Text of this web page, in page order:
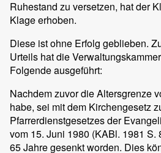
Ruhestand zu versetzen, hat der
Klage erhoben.
Diese ist ohne Erfolg geblieben.
Urteils hat die
Folgende ausgeführt:
Nachdem zuvor die Altersgrenze
habe, sei mit dem Kirchengesetz
Pfarrerdienstgesetzes der
vom 15. Juni 1980 (KABl. 1981 S.
65 Jahre gesenkt worden. Dies